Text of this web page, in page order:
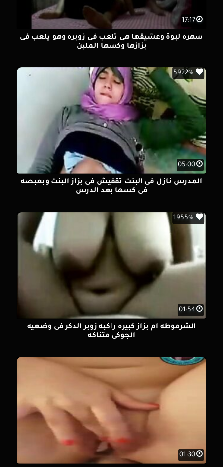
17:17
سهره لبوة وعشيقها هى تلعب فى زوبره وهو يلعب فى
بزازها وكسها الملبن
05:00
5922%
المدرس نازل فى البنت تقفيش فى بزاز البنت وبعبصه
فى كسها بعد الدرس
01:54
1955%
الشرموطه ام بزاز كبيره راكبه زوبر الدكر فى وضعيه
الجوكى متناكه
01:30